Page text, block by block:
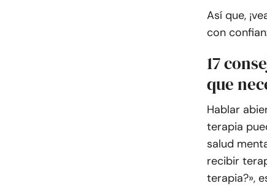
Así que,
con
17
que
Hablar
terapia
salud
recibir
terapia?»,